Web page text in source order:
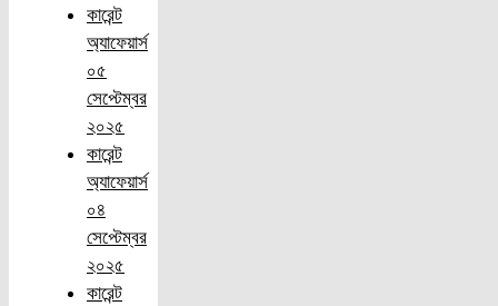
কারেন্ট
অ্যাফেয়ার্স
০৫
সেপ্টেম্বর
২০২৫
কারেন্ট
অ্যাফেয়ার্স
০৪
সেপ্টেম্বর
২০২৫
কারেন্ট